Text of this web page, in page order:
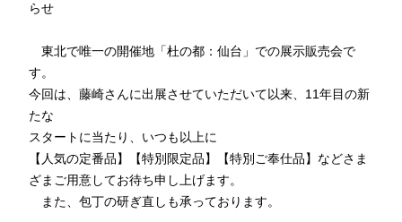
らせ
東北で唯一の開催地「杜の都：仙台」での展示販売会で
す。
今回は、藤崎さんに出展させていただいて以来、11年目の新
たな
スタートに当たり、いつも以上に
【人気の定番品】【特別限定品】【特別ご奉仕品】などさま
ざまご用意してお待ち申し上げます。
また、包丁の研ぎ直しも承っております。